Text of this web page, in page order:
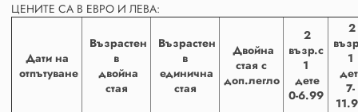
ЦЕНИТЕ СА В ЕВРО И ЛЕВА:
Дати на
отпътуване
Възрастен
в
двойна
стая
Възрастен
в
единична
стая
Двойна
стая с
доп.легло
2
възр.с
1
дете
0-6.99
2
1
7-